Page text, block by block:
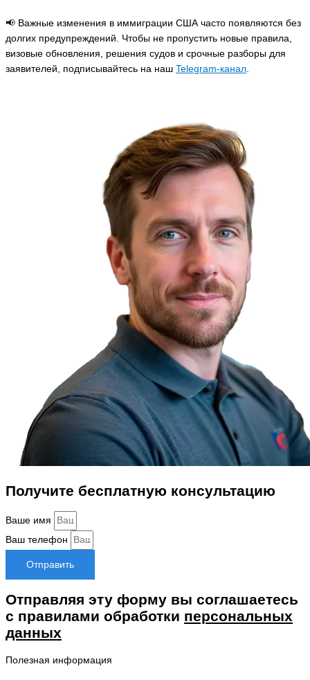
📢 Важные изменения в иммиграции США часто появляются без
долгих предупреждений. Чтобы не пропустить новые правила,
визовые обновления, решения судов и срочные разборы для
заявителей, подписывайтесь на наш Telegram-канал.
Получите бесплатную консультацию
Ваше имя
Ваш телефон
Отправить
Отправляя эту форму вы соглашаетесь
с правилами обработки персональных
данных
Полезная информация